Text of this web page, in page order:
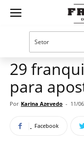
Guia
Oportunidades e tendências
29
para
Por Karina Azevedo - 11/
Facebook